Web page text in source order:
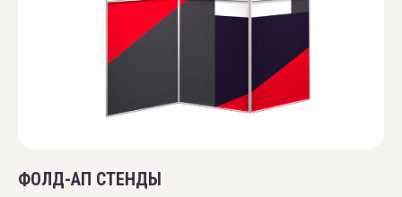
ФОЛД-АП СТЕНДЫ